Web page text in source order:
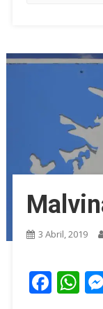
3 Abril, 2019